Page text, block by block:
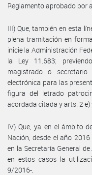
Reglamento aprobado por
III) Que, también en esta
plena tramitación en
inicie la Administración
la Ley 11.683;
magistrado o
electrónica para las
figura del letrado
acordada citada y arts. 2 e)
IV) Que, ya en el ámbito
Nación, desde el año
en la Secretaría General
en estos casos la
9/2016-.